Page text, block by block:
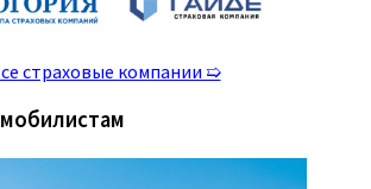
страховые компании ➯